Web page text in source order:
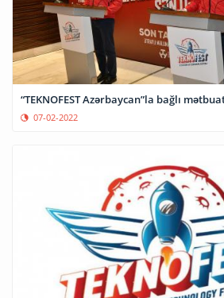
“TEKNOFEST Azərbaycan”la bağlı
07-02-2022